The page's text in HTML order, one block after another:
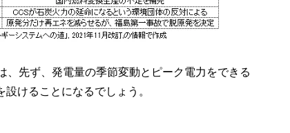
先ず、発電量の季節変動とピーク電力をできる
けることになるでしょう。